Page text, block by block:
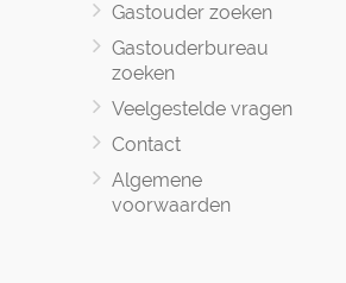
Gastouder zoeken
Gastouderbureau
zoeken
Veelgestelde vragen
Contact
Algemene
voorwaarden